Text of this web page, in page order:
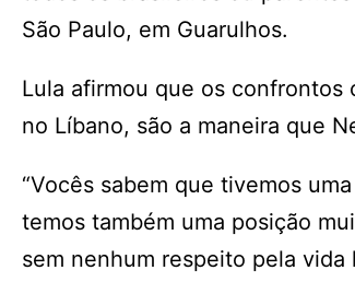
São Paulo, em Guarulhos.
Lula afirmou que os confrontos
no Líbano, são a maneira que
“Vocês sabem que tivemos
temos também uma posição
sem nenhum respeito pela